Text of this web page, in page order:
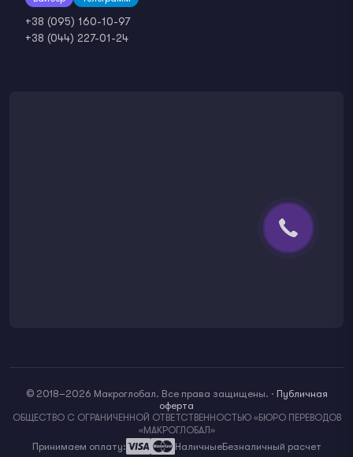
+38 (095) 160-10-97
+38 (044) 227-01-24
© 2018–2026 Макроглобал. Все права защищены. · Публичная
оферта
ОБЩЕСТВО С ОГРАНИЧЕННОЙ ОТВЕТСТВЕННОСТЬЮ «БЮРО ПЕРЕВОДОВ
«МАКРОГЛОБАЛ»
Принимаем оплату: НаличныеБезналичный расчет